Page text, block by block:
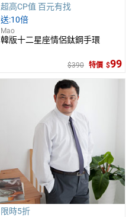
超高CP值 百元有找
10倍
Mao
韓版十二星座情侶鈦鋼手環
390 特價 99
限時5折